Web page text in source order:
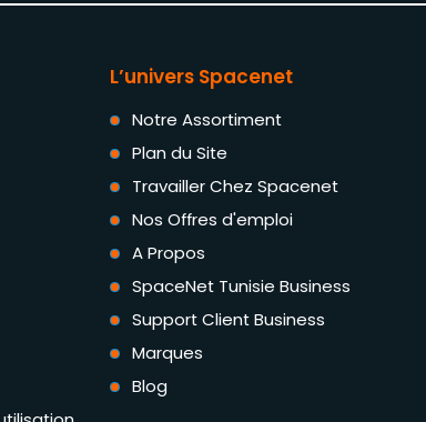
L’univers Spacenet
Notre Assortiment
Plan du Site
Travailler Chez Spacenet
Nos Offres d'emploi
A Propos
SpaceNet Tunisie Business
Support Client Business
Marques
Blog